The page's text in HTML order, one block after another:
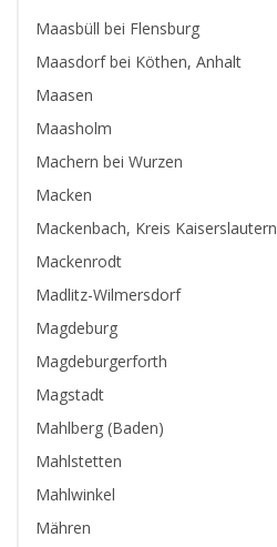
Maasbüll bei Flensburg
Maasdorf bei Köthen, Anhalt
Maasen
Maasholm
Machern bei Wurzen
Macken
Mackenbach, Kreis Kaiserslautern
Mackenrodt
Madlitz-Wilmersdorf
Magdeburg
Magdeburgerforth
Magstadt
Mahlberg (Baden)
Mahlstetten
Mahlwinkel
Mähren